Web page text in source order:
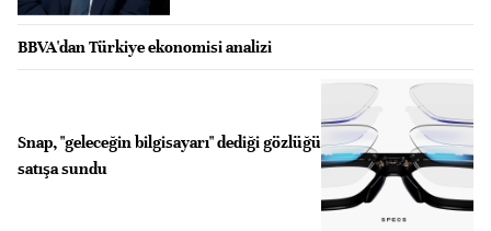
BBVA'dan Türkiye ekonomisi analizi
Snap, "geleceğin bilgisayarı" dediği gözlüğü
satışa sundu